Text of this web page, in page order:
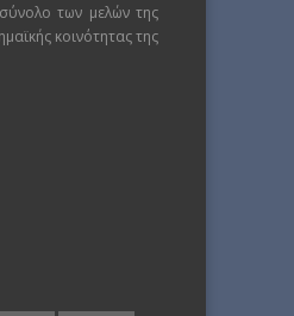
των μελών της
κοινότητας της